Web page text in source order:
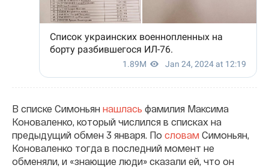
В списке Симоньян нашлась фамилия Максима
Коноваленко, который числился в списках на
предыдущий обмен 3 января. По словам Симоньян,
Коноваленко тогда в последний момент не
обменяли, и «знающие люди» сказали ей, что он